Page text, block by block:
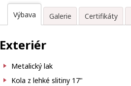
Výbava Galerie Certifikáty
Exteriér
Metalický lak
Kola z lehké slitiny 17"